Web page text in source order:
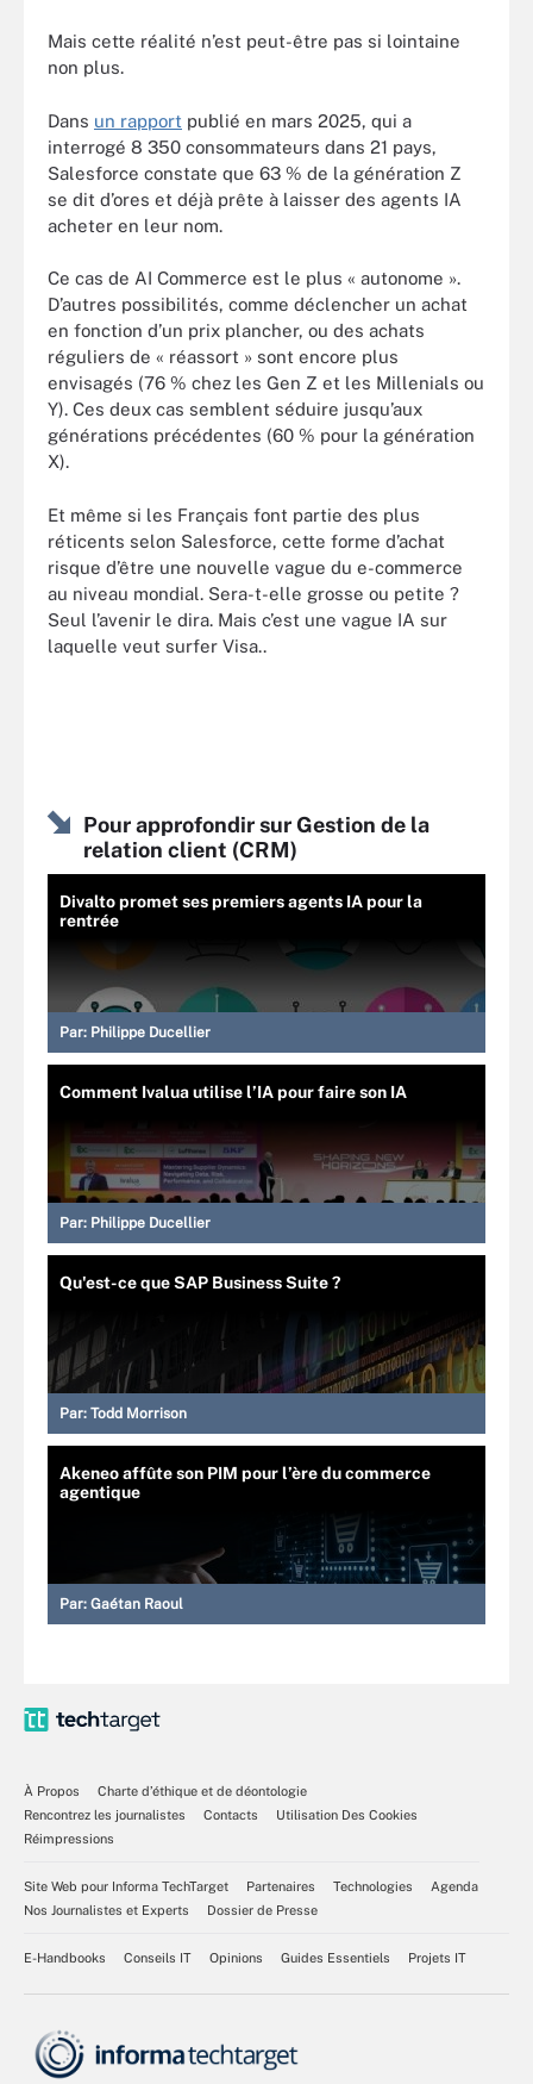
Mais cette réalité n’est peut-être pas si lointaine
non plus.
Dans un rapport publié en mars 2025, qui a
interrogé 8 350 consommateurs dans 21 pays,
Salesforce constate que 63 % de la génération Z
se dit d’ores et déjà prête à laisser des agents IA
acheter en leur nom.
Ce cas de AI Commerce est le plus « autonome ».
D’autres possibilités, comme déclencher un achat
en fonction d’un prix plancher, ou des achats
réguliers de « réassort » sont encore plus
envisagés (76 % chez les Gen Z et les Millenials ou
Y). Ces deux cas semblent séduire jusqu’aux
générations précédentes (60 % pour la génération
X).
Et même si les Français font partie des plus
réticents selon Salesforce, cette forme d’achat
risque d’être une nouvelle vague du e-commerce
au niveau mondial. Sera-t-elle grosse ou petite ?
Seul l’avenir le dira. Mais c’est une vague IA sur
laquelle veut surfer Visa..
Pour approfondir sur Gestion de la
relation client (CRM)
Divalto promet ses premiers agents IA pour la
rentrée
Par: Philippe Ducellier
Comment Ivalua utilise l’IA pour faire son IA
Par: Philippe Ducellier
Qu'est-ce que SAP Business Suite ?
Par: Todd Morrison
Akeneo affûte son PIM pour l’ère du commerce
agentique
Par: Gaétan Raoul
À Propos
Charte d’éthique et de déontologie
Rencontrez les journalistes
Contacts
Utilisation Des Cookies
Réimpressions
Site Web pour Informa TechTarget Partenaires Technologies
Agenda
Nos Journalistes et Experts
Dossier de Presse
E-Handbooks Conseils IT Opinions Guides Essentiels Projets IT